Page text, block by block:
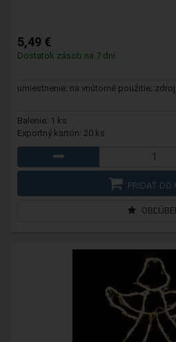
5,49 €
Dostatok zásob na 7 dní
umiestnenie: na vnútorné použitie; zdroj
Balenie: 1 ks
Exportný kartón: 20 ks
PRIDAŤ DO